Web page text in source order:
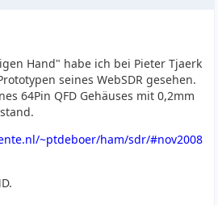
Hand" habe ich bei Pieter Tjaerk
seines WebSDR gesehen.
64Pin QFD Gehäuses mit 0,2mm
~ptdeboer/ham/sdr/#nov2008